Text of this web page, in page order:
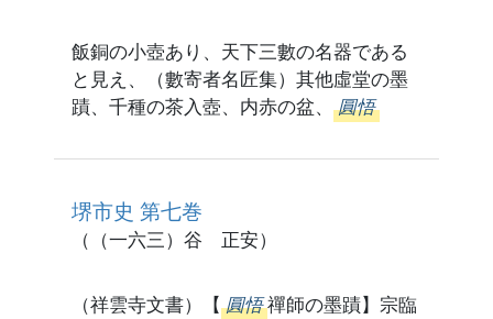
飯銅の小壺あり、天下三數の名器である
と見え、（數寄者名匠集）其他虛堂の墨
蹟、千種の茶入壺、内赤の盆、 圓悟
堺市史 第七巻
（（一六三）谷 正安）
（祥雲寺文書）【 圓悟 禪師の墨蹟】宗臨